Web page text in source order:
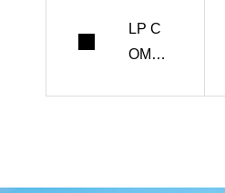
LP C
OMIC